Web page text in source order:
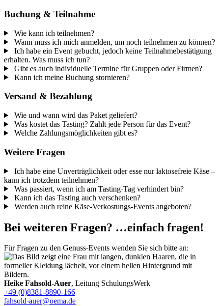
Buchung & Teilnahme
Wie kann ich teilnehmen?
Wann muss ich mich anmelden, um noch teilnehmen zu können?
Ich habe ein Event gebucht, jedoch keine Teilnahmebestätigung
erhalten. Was muss ich tun?
Gibt es auch individuelle Termine für Gruppen oder Firmen?
Kann ich meine Buchung stornieren?
Versand & Bezahlung
Wie und wann wird das Paket geliefert?
Was kostet das Tasting? Zahlt jede Person für das Event?
Welche Zahlungsmöglichkeiten gibt es?
Weitere Fragen
Ich habe eine Unverträglichkeit oder esse nur laktosefreie Käse –
kann ich trotzdem teilnehmen?
Was passiert, wenn ich am Tasting-Tag verhindert bin?
Kann ich das Tasting auch verschenken?
Werden auch reine Käse-Verkostungs-Events angeboten?
Bei weiteren Fragen? …einfach fragen!
Für Fragen zu den Genuss-Events wenden Sie sich bitte an:
Heike Fahsold-Auer, Leitung SchulungsWerk
+49 (0)8381-8890-166
fahsold-auer@oema.de